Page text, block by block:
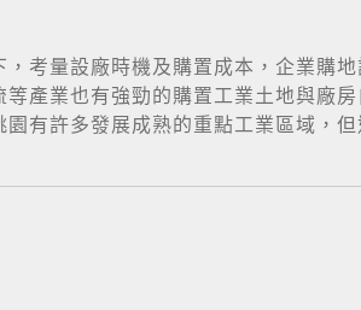
考量設廠時機及購置成本，企業購
產業也有強勁的購置工業土地與廠
有許多發展成熟的重點工業區域，